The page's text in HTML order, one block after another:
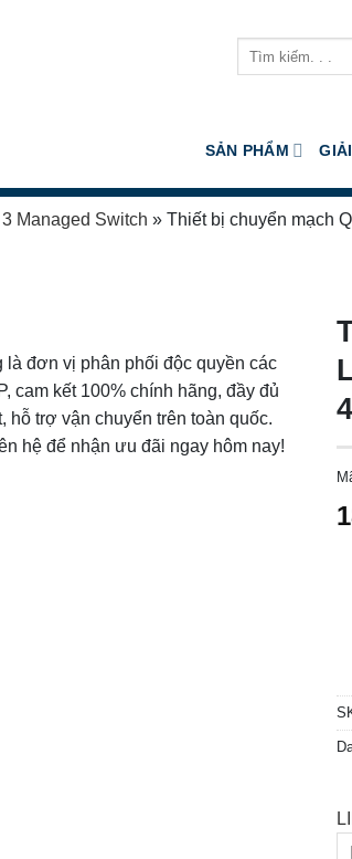
SẢN PHẨM
3 Managed Switch » Thiết bị chuyển mạch
là đơn vị phân phối độc quyền các
cam kết 100% chính hãng, đầy đủ
hỗ trợ vận chuyển trên toàn quốc.
hệ để nhận ưu đãi ngay hôm nay!